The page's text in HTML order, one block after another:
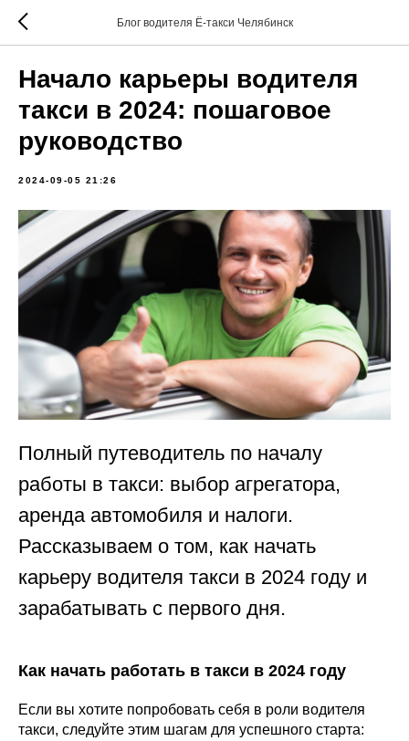
Блог водителя Ё-такси Челябинск
Начало карьеры водителя
такси в 2024: пошаговое
руководство
2024-09-05 21:26
Полный путеводитель по началу
работы в такси: выбор агрегатора,
аренда автомобиля и налоги.
Рассказываем о том, как начать
карьеру водителя такси в 2024 году и
зарабатывать с первого дня.
Как начать работать в такси в 2024 году
Если вы хотите попробовать себя в роли водителя
такси, следуйте этим шагам для успешного старта: